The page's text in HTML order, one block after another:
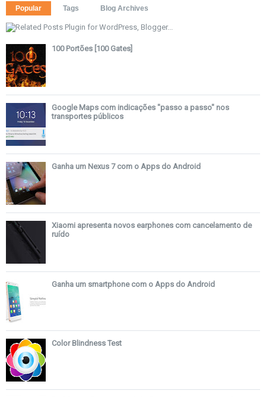
Popular Tags Blog Archives
100 Portões [100 Gates]
Google Maps com indicações "passo a passo" nos
transportes públicos
Ganha um Nexus 7 com o Apps do Android
Xiaomi apresenta novos earphones com cancelamento de
ruído
Ganha um smartphone com o Apps do Android
Color Blindness Test